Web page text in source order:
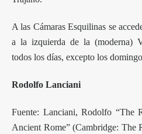
A las Cámaras Esquilinas se
a la izquierda de la (moderna)
todos los días, excepto los
Rodolfo Lanciani
Fuente: Lanciani, Rodolfo “The
Ancient Rome” (Cambridge: The